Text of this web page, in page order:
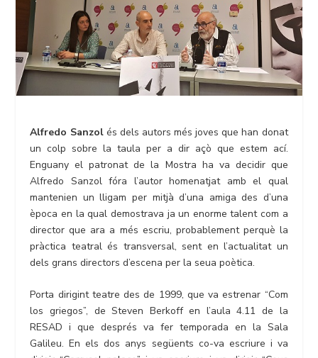
Alfredo Sanzolés dels autors més joves que han donat
un colp sobre la taula per a dir açò que estem ací.
Enguany el patronat de la Mostra ha va decidir que
Alfredo Sanzol fóra l’autor homenatjat amb el qual
mantenien un lligam per mitjà d’una amiga des d’una
època en la qual demostrava ja un enorme talent com a
director que ara a més escriu, probablement perquè la
pràctica teatral és transversal, sent en l’actualitat un
dels grans directors d’escena per la seua poètica.
Porta dirigint teatre des de 1999, que va estrenar “Com
los griegos”, de Steven Berkoff en l’aula 4.11 de la
RESAD i que després va fer temporada en la Sala
Galileu. En els dos anys següents co-va escriure i va